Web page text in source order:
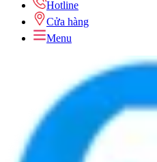
Hotline
Cửa hàng
Menu